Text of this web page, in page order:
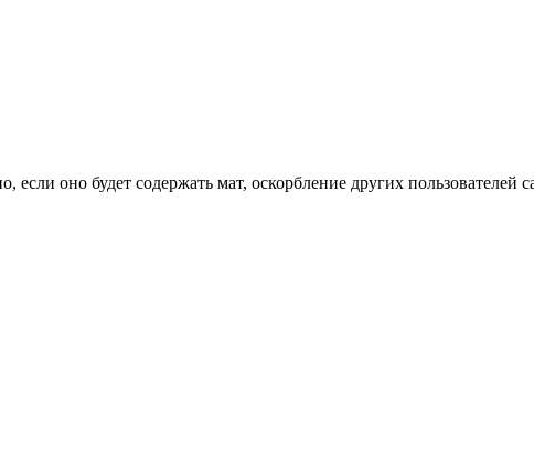
оно будет содержать мат, оскорбление других пользователей